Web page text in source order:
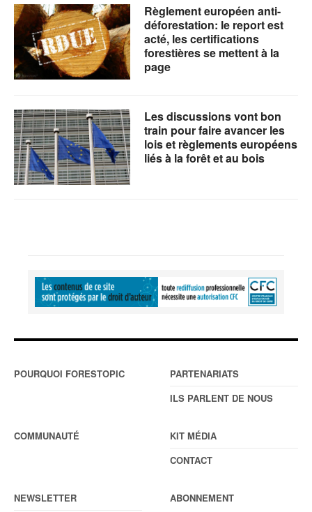
Règlement européen anti-
déforestation: le report est
acté, les certifications
forestières se mettent à la
page
Les discussions vont bon
train pour faire avancer les
lois et règlements européens
liés à la forêt et au bois
POURQUOI FORESTOPIC
PARTENARIATS
ILS PARLENT DE NOUS
COMMUNAUTÉ
KIT MÉDIA
CONTACT
NEWSLETTER ABONNEMENT